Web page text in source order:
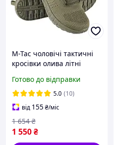
M-Tac чоловічі тактичні
кросівки олива літні
кросівки Summer Light
Dark Olive
Готово до відправки
5.0 (10)
від 155₴/міс
1 550₴
1 654 ₴